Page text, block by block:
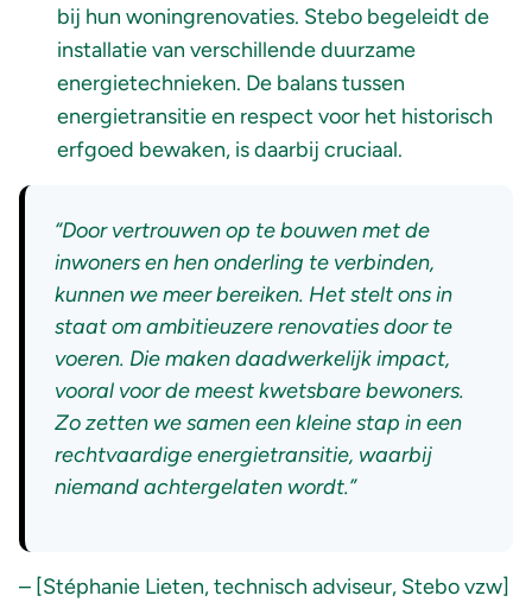
bij hun woningrenovaties. Stebo begeleidt de
installatie van verschillende duurzame
energietechnieken. De balans tussen
energietransitie en respect voor het historisch
erfgoed bewaken, is daarbij cruciaal.
“Door vertrouwen op te bouwen met de
inwoners en hen onderling te verbinden,
kunnen we meer bereiken. Het stelt ons in
staat om ambitieuzere renovaties door te
voeren. Die maken daadwerkelijk impact,
vooral voor de meest kwetsbare bewoners.
Zo zetten we samen een kleine stap in een
rechtvaardige energietransitie, waarbij
niemand achtergelaten wordt.”
– [Stéphanie Lieten, technisch adviseur, Stebo vzw]